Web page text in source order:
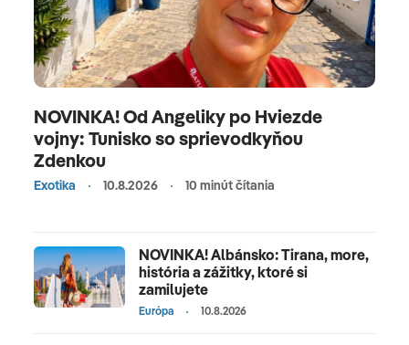
NOVINKA! Od Angeliky po Hviezde
vojny: Tunisko so sprievodkyňou
Zdenkou
Exotika 10.8.2026 10 minút čítania
NOVINKA! Albánsko: Tirana, more,
história a zážitky, ktoré si
zamilujete
Európa 10.8.2026